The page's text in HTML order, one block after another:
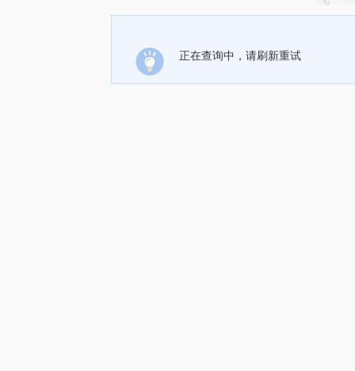
正在查询中，请刷新重试